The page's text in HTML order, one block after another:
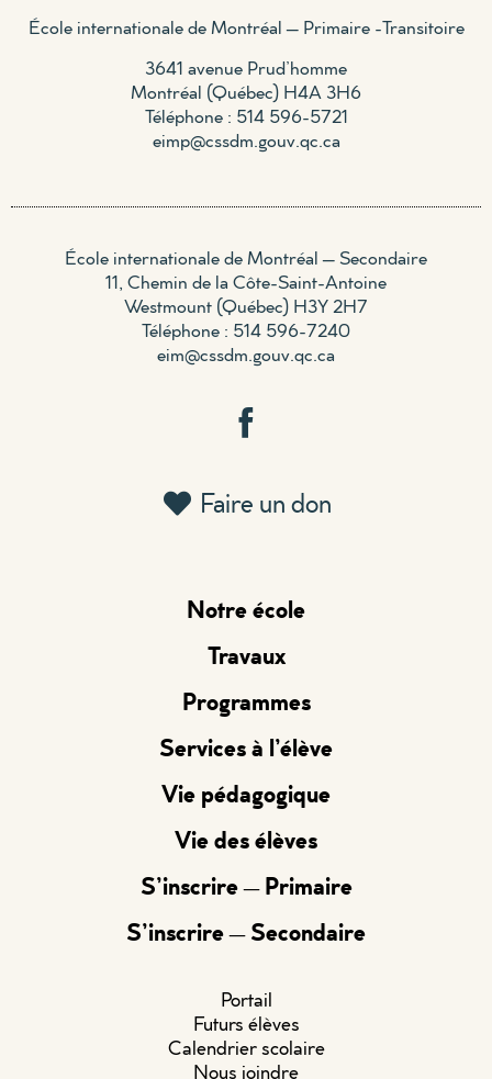
École internationale de Montréal – Primaire -Transitoire
3641 avenue Prud’homme
Montréal (Québec) H4A 3H6
Téléphone : 514 596-5721
eimp@cssdm.gouv.qc.ca
École internationale de Montréal – Secondaire
11, Chemin de la Côte-Saint-Antoine
Westmount (Québec) H3Y 2H7
Téléphone : 514 596-7240
eim@cssdm.gouv.qc.ca
Faire un don
Notre école
Travaux
Programmes
Services à l’élève
Vie pédagogique
Vie des élèves
S’inscrire – Primaire
S’inscrire – Secondaire
Portail
Futurs élèves
Calendrier scolaire
Nous joindre